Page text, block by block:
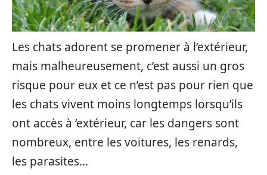
Les chats adorent se promener à l’extérieur,
mais malheureusement, c’est aussi un gros
risque pour eux et ce n’est pas pour rien que
les chats vivent moins longtemps lorsqu’ils
ont accès à ‘extérieur, car les dangers sont
nombreux, entre les voitures, les renards,
les parasites…